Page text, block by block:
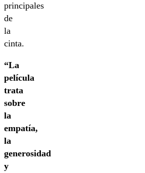
principales
de
la
cinta.
“La
película
trata
sobre
la
empatía,
la
generosidad
y